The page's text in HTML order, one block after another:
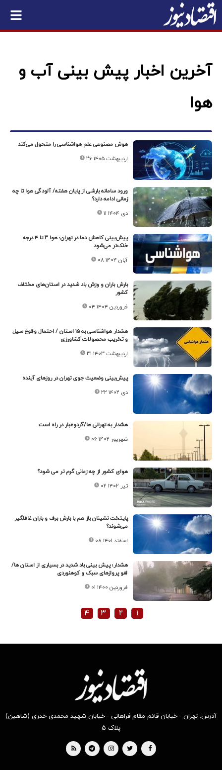
آخرین اخبار پیش بینی آب و
هوا
هوش مصنوعی علم هواشناسی را متحول می‌کند
۲۶ اردیبهشت ۱۴۰۵
ورود سامانه بارشی از پایان هفته/ آلودگی هوا تا چه
زمانی ادامه دارد؟
۱۱ دی ۱۴۰۴
پیش‌بینی کاهش دما در تهران؛ هوا ۳ تا ۴ درجه
خنک‌تر می‌شود
۰۸ آبان ۱۴۰۴
بارش باران و وزش باد شدید در استان‌های مختلف
کشور
۰۴ فروردین ۱۴۰۴
هشدار هواشناسی به ۱۵ استان / احتمال وقوع سیل
و تخریب محصولات کشاورزی
۳۱ اردیبهشت ۱۴۰۳
پیش‌بینی وضعیت جوی تهران در روزهای آینده
۲۲ دی ۱۴۰۲
هشدار به تهرانی ها/گردوغبار در راه است
۰۶ شهریور ۱۴۰۲
هوای کشور از چه زمانی گرم تر می شود؟
۰۲ تیر ۱۴۰۲
پایتخت نشینان باز هم با بارش برف و باران غافلگیر
می‌شوند؟
۰۸ اسفند ۱۴۰۱
هشدار؛ پیش بینی باد شدید در بسیاری از استان ها/
لغو پروازهای سبک و کوهنوردی
۰۱ فروردین ۱۴۰۰
۱ ۲ ۳ ۴
آدرس: تهران - خیابان قائم مقام فراهانی - خیابان شهید محمدی خدری (شاهین)
پلاک ۵